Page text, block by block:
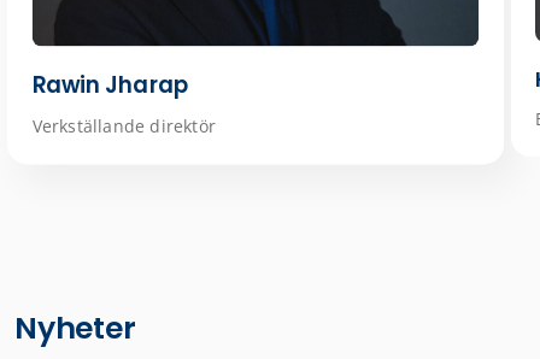
Rawin Jharap
Verkställande direktör
Nyheter